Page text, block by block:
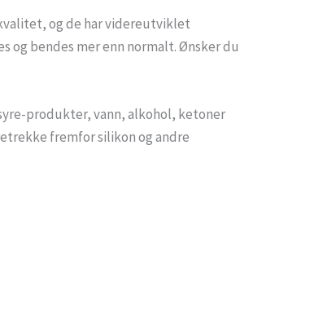
og de har videreutviklet
og bendes mer enn normalt. Ønsker du
produkter, vann, alkohol, ketoner
fremfor silikon og andre